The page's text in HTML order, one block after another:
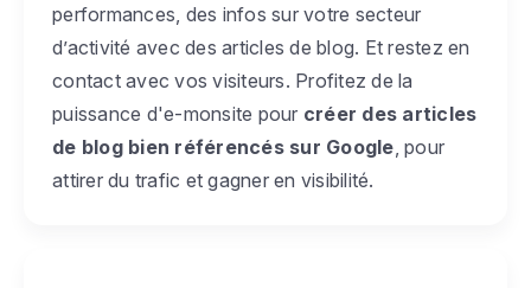
performances, des infos sur votre secteur
d’activité avec des articles de blog. Et restez en
contact avec vos visiteurs. Profitez de la
puissance d'e-monsite pour créer des articles
de blog bien référencés sur Google , pour
attirer du trafic et gagner en visibilité.